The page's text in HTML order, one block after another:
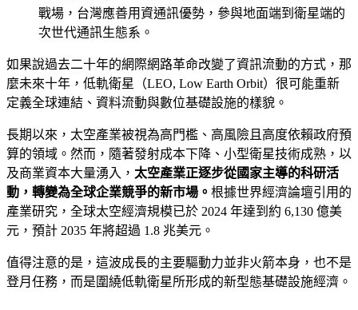
戰場，台灣應善用資通訊優勢，參與地面端到衛星端的
次世代通訊生態系。
如果說過去二十年的網際網路革命改變了資訊流動的方式，那
麼未來十年，低軌衛星（LEO, Low Earth Orbit）很可能重新
定義全球連結、資料流動與數位基礎設施的樣貌。
長期以來，太空產業被視為高門檻、高風險且高度依賴政府預
算的領域。然而，隨著發射成本下降、小型衛星技術成熟，以
及商業資本大量湧入， 太空產業正逐步從國家主導的科研活
動，轉變為全球企業競爭的新市場。 根據世界經濟論壇引用的
產業研究，全球太空經濟規模已於 2024 年達到約 6,130 億美
元，預計 2035 年將超過 1.8 兆美元。
值得注意的是，這波成長的主要驅動力並非火箭本身，也不是
登月任務，而是圍繞低軌衛星所形成的新型態基礎設施經濟。